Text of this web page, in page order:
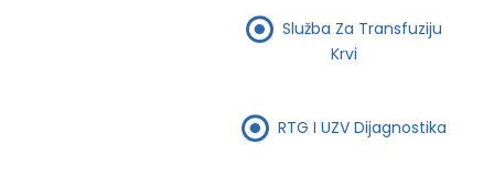
Služba Za Transfuziju
Krvi
RTG I UZV Dijagnostika